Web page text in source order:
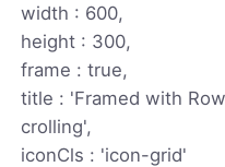
width : 600,
height : 300,
frame : true,
title : 'Framed with
crolling',
iconCls : 'icon-grid'